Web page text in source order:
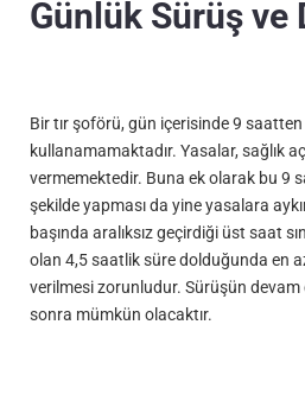
Günlük Sürüş ve
Bir tır şoförü, gün içerisinde 9
kullanamamaktadır. Yasalar, sağlık
vermemektedir. Buna ek olarak bu 9
şekilde yapması da yine yasalara
başında aralıksız geçirdiği üst saat
olan 4,5 saatlik süre dolduğunda en
verilmesi zorunludur. Sürüşün
sonra mümkün olacaktır.